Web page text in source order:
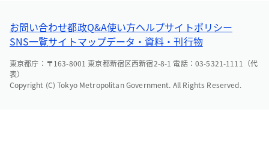
お問い合わせ都政Q&A使い方ヘルプサイトポリシー
SNS一覧サイトマップデータ・資料・刊行物
東京都庁：〒163-8001 東京都新宿区西新宿2-8-1 電話：03-5321-1111（代
表）
Copyright (C) Tokyo Metropolitan Government. All Rights Reserved.